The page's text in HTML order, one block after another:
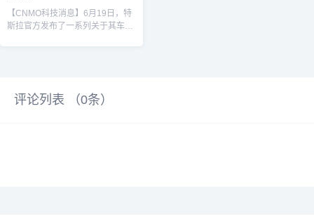
【CNMO科技消息】6月19日，特
斯拉官方发布了一系列关于其车辆
状态，同时通过超强防护结构设计
评论列表 （0条）